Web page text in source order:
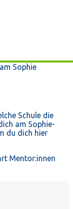
Sophie
Schule die
am Sophie-
du dich hier
Mentor:innen